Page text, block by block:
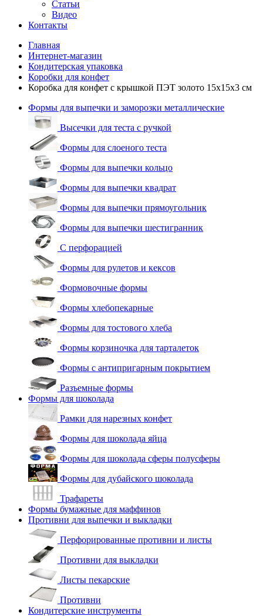
Статьи
Видео
Контакты
Главная
Интернет-магазин
Кондитерская упаковка
Коробки для конфет
Коробка для конфет с крышкой ПЭТ золото 15х15х3 см
Формы для выпечки и заморозки металлические
Высечки для теста с ручкой
Формы для слоеного теста
Формы для выпечки кольцо
Формы для выпечки квадрат
Формы для выпечки прямоугольник
Формы для выпечки шестигранник
С перфорацией
Формы для рулетов и кексов
Формовочные формы
Формы хлебопекарные
Формы для тостового хлеба
Формы корзиночка для тарталеток
Формы с антипригарным покрытием
Разъемные формы
Формы для шоколада
Рамки для нарезных конфет
Формы для шоколада яйца
Формы для шоколада сферы полусферы
Формы для дубайского шоколада
Трафареты
Формы бумажные для маффинов
Противни для выпечки и выкладки
Перфорированные противни и листы
Противни для выкладки
Листы пекарские
Противни
Кондитерские инструменты